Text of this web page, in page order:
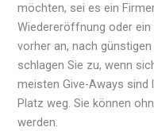
möchten, sei es ein
Wiedereröffnung oder
vorher an, nach
schlagen Sie zu, wenn
meisten Give-Aways sind
Platz weg. Sie können
werden.